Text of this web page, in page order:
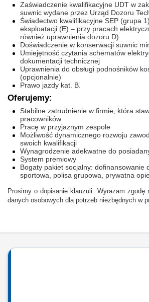
Zaświadczenie kwalifikacyjne UDT w
suwnic wydane przez Urząd Dozoru
Świadectwo kwalifikacyjne SEP (grupa
eksploatacji (E) – przy pracach
również uprawnienia dozoru D)
Doświadczenie w konserwacji suwnic
Umiejętność czytania schematów
dokumentacji technicznej
Uprawnienia do obsługi podnośników
(opcjonalnie)
Prawo jazdy kat. B.
Oferujemy:
Stabilne zatrudnienie w firmie, która
pracowników
Pracę w przyjaznym zespole
Możliwość dynamicznego rozwoju
swoich kwalifikacji
Wynagrodzenie adekwatne do
System premiowy
Bogaty pakiet socjalny: dofinansowanie
sportowa, polisa grupowa, prywatna
Prosimy o dopisanie klauzuli: Wyrażam zgodę
danych osobowych dla potrzeb niezbędnych w